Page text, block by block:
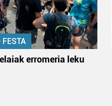
FESTA
erromeria leku